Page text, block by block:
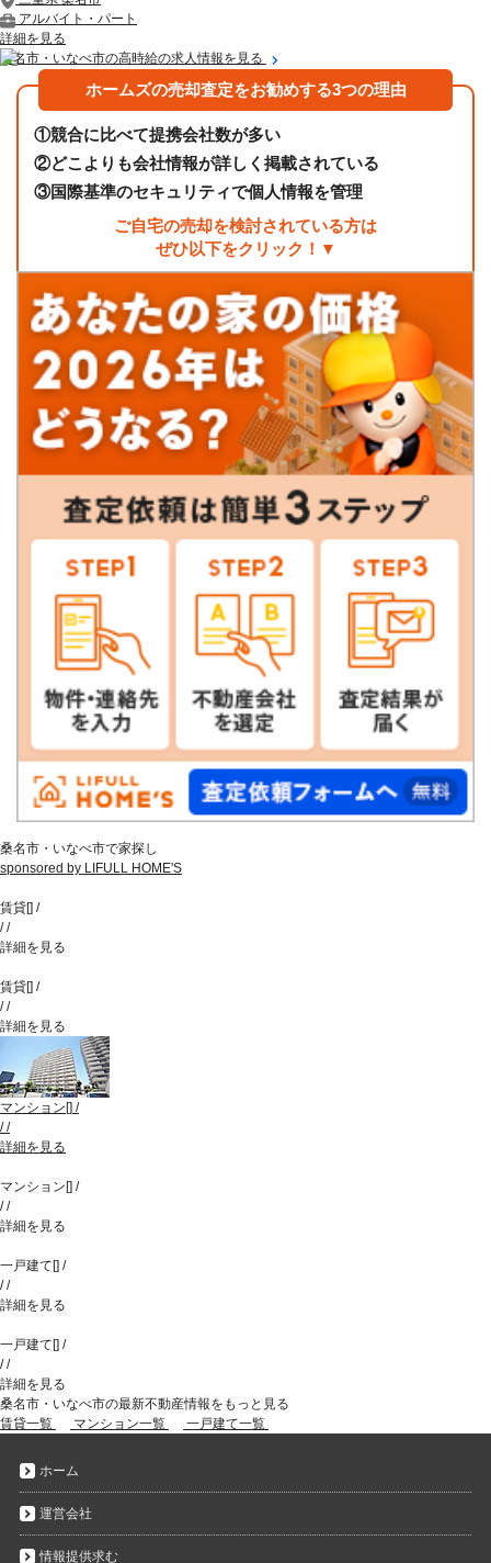
アルバイト・パート
詳細を見る
桑名市・いなべ市の高時給の求人情報を見る
ホームズの売却査定をお勧めする3つの理由
①競合に比べて提携会社数が多い
②どこよりも会社情報が詳しく掲載されている
③国際基準のセキュリティで個人情報を管理
ご自宅の売却を検討されている方は
ぜひ以下をクリック！▼
桑名市・いなべ市で家探し
sponsored by LIFULL HOME'S
賃貸[] /
//
詳細を見る
賃貸[] /
//
詳細を見る
マンション[] /
//
詳細を見る
マンション[] /
//
詳細を見る
一戸建て[] /
//
詳細を見る
一戸建て[] /
//
詳細を見る
桑名市・いなべ市の最新不動産情報をもっと見る
賃貸一覧
マンション一覧 一戸建て一覧
ホーム
運営会社
情報提供求む